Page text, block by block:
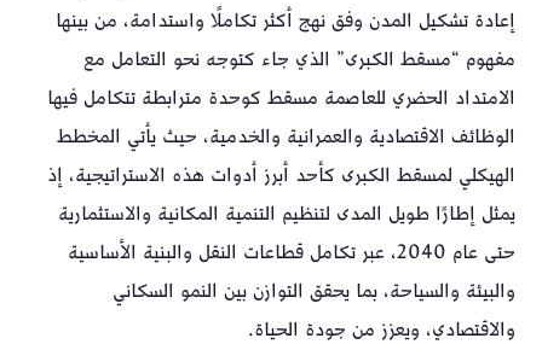
إعادة تشكيل المدن وفق نهج أكثر تكاملًا واستدامة، من بينها
مفهوم “مسقط الكبرى” الذي جاء كتوجه نحو التعامل مع
الامتداد الحضري للعاصمة مسقط كوحدة مترابطة تتكامل فيها
الوظائف الاقتصادية والعمرانية والخدمية، حيث يأتي المخطط
الهيكلي لمسقط الكبرى كأحد أبرز أدوات هذه الاستراتيجية، إذ
يمثل إطارًا طويل المدى لتنظيم التنمية المكانية والاستثمارية
حتى عام 2040، عبر تكامل قطاعات النقل والبنية الأساسية
والبيئة والسياحة، بما يحقق التوازن بين النمو السكاني
والاقتصادي، ويعزز من جودة الحياة.